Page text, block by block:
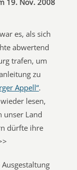
19. Nov. 2008
es, als sich
abwertend
trafen, um
zu
Appell“.
lesen,
unser Land
dürfte ihre